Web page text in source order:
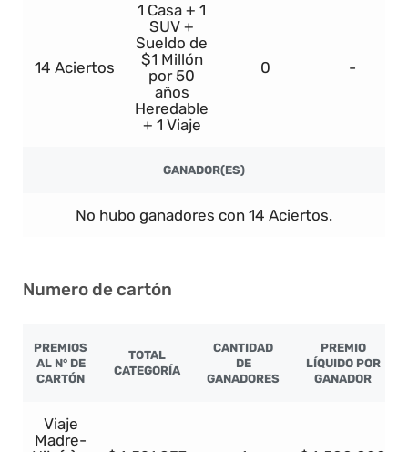
14 Aciertos
1 Casa + 1
SUV +
Sueldo de
$1 Millón
por 50
años
Heredable
+ 1 Viaje
0 -
GANADOR(ES)
No hubo ganadores con 14 Aciertos.
Numero de cartón
PREMIOS
AL N° DE
CARTÓN
TOTAL
CATEGORÍA
CANTIDAD
DE
GANADORES
PREMIO
LÍQUIDO POR
GANADOR
Viaje
Madre-